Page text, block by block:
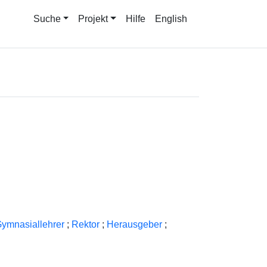
Suche Projekt Hilfe English
; Rektor ; Herausgeber ;